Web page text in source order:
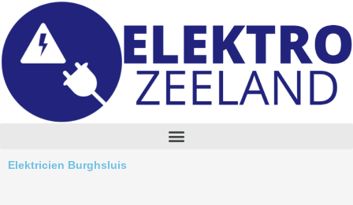
content
M
e
Elektricien Burghsluis